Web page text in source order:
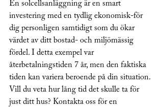
En solcellsanläggning är en smart
investering med en tydlig ekonomisk-för
dig personligen samtidigt som du ökar
värdet av ditt bostad- och miljömässig
fördel. I detta exempel var
återbetalningstiden 7 år, men den faktiska
tiden kan variera beroende på din situation.
Vill du veta hur lång tid det skulle ta för
just ditt hus? Kontakta oss för en